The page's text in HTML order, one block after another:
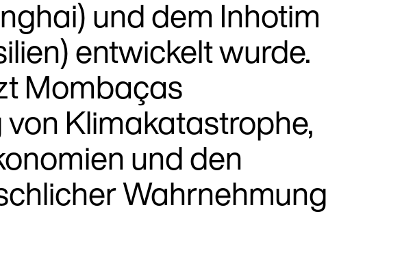
und dem Inhotim
entwickelt wurde.
Mombaças
Klimakatastrophe,
und den
Wahrnehmung